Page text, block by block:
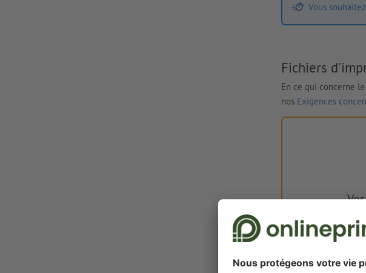
Vous
Fichiers
En ce qui concerne
nos Exigences
Vous pouvez